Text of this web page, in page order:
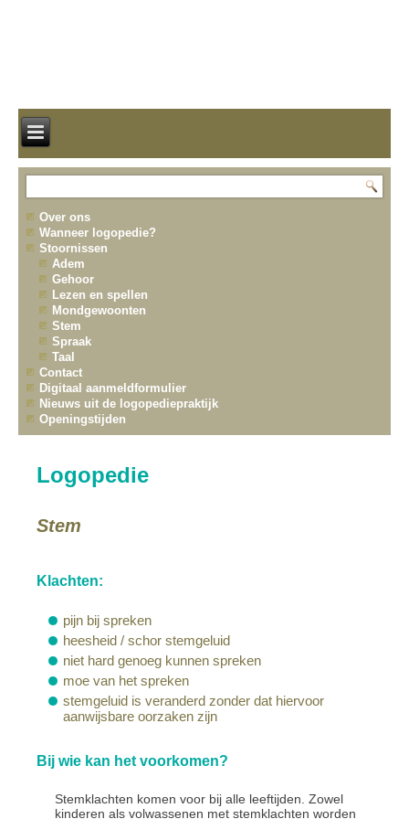
Over ons
Wanneer logopedie?
Stoornissen
Adem
Gehoor
Lezen en spellen
Mondgewoonten
Stem
Spraak
Taal
Contact
Digitaal aanmeldformulier
Nieuws uit de logopediepraktijk
Openingstijden
Logopedie
Stem
Klachten:
pijn bij spreken
heesheid / schor stemgeluid
niet hard genoeg kunnen spreken
moe van het spreken
stemgeluid is veranderd zonder dat hiervoor
aanwijsbare oorzaken zijn
Bij wie kan het voorkomen?
Stemklachten komen voor bij alle leeftijden. Zowel
kinderen als volwassenen met stemklachten worden